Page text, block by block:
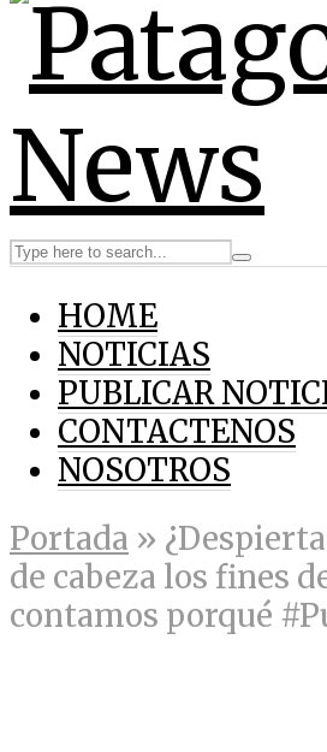
HOME
NOTICIAS
PUBLICAR
CONTACTENOS
NOSOTROS
Portada »
de cabeza los fines
contamos porqué